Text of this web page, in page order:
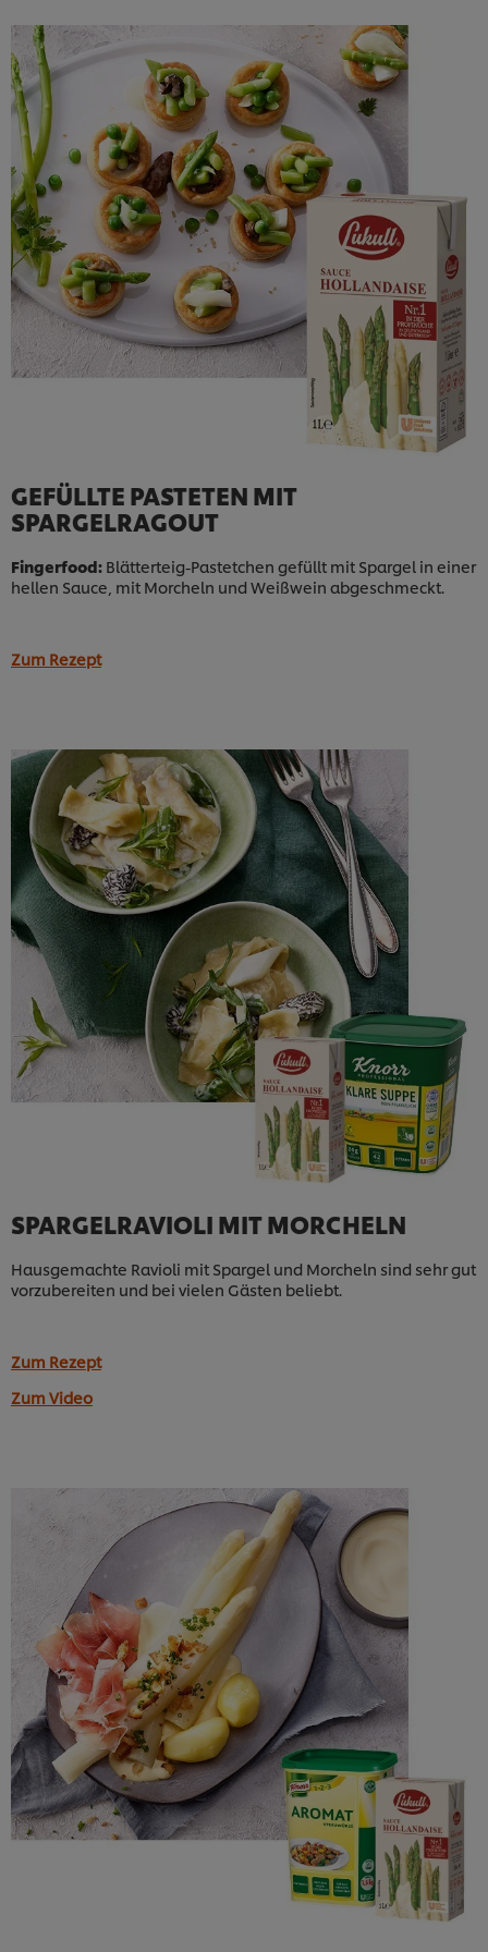
GEFÜLLTE PASTETEN MIT
SPARGELRAGOUT
Fingerfood: Blätterteig-Pastetchen gefüllt mit Spargel in einer
hellen Sauce, mit Morcheln und Weißwein abgeschmeckt.
Zum Rezept
SPARGELRAVIOLI MIT MORCHELN
Hausgemachte Ravioli mit Spargel und Morcheln sind sehr gut
vorzubereiten und bei vielen Gästen beliebt.
Zum Rezept
Zum Video